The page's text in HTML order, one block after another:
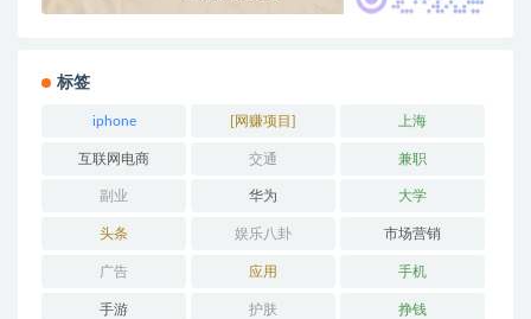
标签
iphone [网赚项目] 上海
互联网电商 交通 兼职
副业 华为 大学
头条 娱乐八卦 市场营销
广告 应用 手机
手游 护肤 挣钱